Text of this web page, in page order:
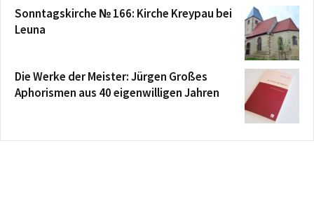
Sonntagskirche № 166: Kirche Kreypau bei
Leuna
Die Werke der Meister: Jürgen Großes
Aphorismen aus 40 eigenwilligen Jahren